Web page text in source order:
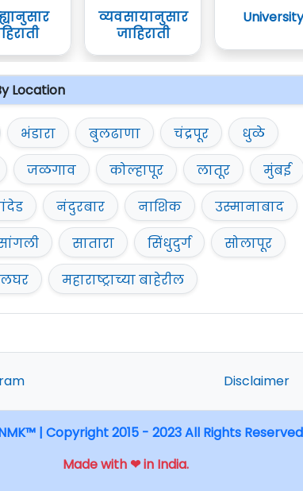
व्यवसायानुसार
जाहिराती
Location
भंडारा बुलढाणा चंद्रपूर
धुळे
जळगाव कोल्हापूर लातूर
मुंबई
नंदुरबार नाशिक
उस्मानाबाद
सातारा सिंधुदुर्ग
सोलापूर
महाराष्ट्राच्या बाहेरील
Disclaimer
| Copyright 2015 - 2023 All Rights
Made with ❤ in India.